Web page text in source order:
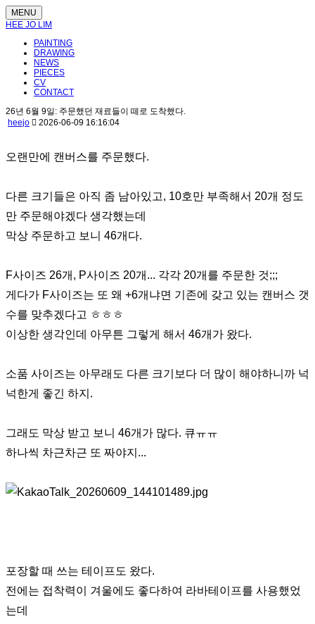
MENU
HEE JO LIM
PAINTING
DRAWING
NEWS
PIECES
CV
CONTACT
26년 6월 9일: 주문했던 재료들이 떼로 도착했다.
heejo
2026-06-09 16:16:04
오랜만에 캔버스를 주문했다.
다른 크기들은 아직 좀 남아있고, 10호만 부족해서 20개 정도
만 주문해야겠다 생각했는데
막상 주문하고 보니 46개다.
F사이즈 26개, P사이즈 20개... 각각 20개를 주문한 것;;;
게다가 F사이즈는 또 왜 +6개냐면 기존에 갖고 있는 캔버스 갯
수를 맞추겠다고 ㅎㅎㅎ
이상한 생각인데 아무튼 그렇게 해서 46개가 왔다.
소품 사이즈는 아무래도 다른 크기보다 더 많이 해야하니까 넉
넉한게 좋긴 하지.
그래도 막상 받고 보니 46개가 많다. 큐ㅠㅠ
하나씩 차근차근 또 짜야지...
포장할 때 쓰는 테이프도 왔다.
전에는 접착력이 겨울에도 좋다하여 라바테이프를 사용했었
는데